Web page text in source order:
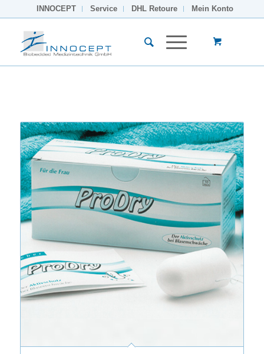
INNOCEPT Service DHL Retoure Mein Konto